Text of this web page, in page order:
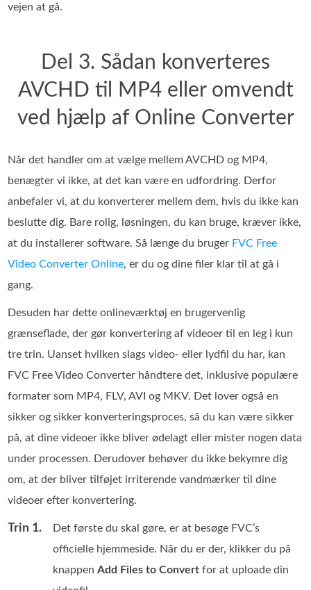
vejen at gå.
Del 3. Sådan konverteres
AVCHD til MP4 eller omvendt
ved hjælp af Online Converter
Når det handler om at vælge mellem AVCHD og MP4,
benægter vi ikke, at det kan være en udfordring. Derfor
anbefaler vi, at du konverterer mellem dem, hvis du ikke kan
beslutte dig. Bare rolig, løsningen, du kan bruge, kræver ikke,
at du installerer software. Så længe du bruger FVC Free
Video Converter Online, er du og dine filer klar til at gå i
gang.
Desuden har dette onlineværktøj en brugervenlig
grænseflade, der gør konvertering af videoer til en leg i kun
tre trin. Uanset hvilken slags video- eller lydfil du har, kan
FVC Free Video Converter håndtere det, inklusive populære
formater som MP4, FLV, AVI og MKV. Det lover også en
sikker og sikker konverteringsproces, så du kan være sikker
på, at dine videoer ikke bliver ødelagt eller mister nogen data
under processen. Derudover behøver du ikke bekymre dig
om, at der bliver tilføjet irriterende vandmærker til dine
videoer efter konvertering.
Trin 1.
Det første du skal gøre, er at besøge FVC’s
officielle hjemmeside. Når du er der, klikker du på
knappenAdd Files to Convert for at uploade din